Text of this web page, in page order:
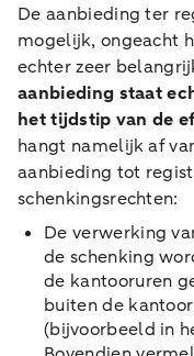
De aanbieding ter
mogelijk, ongeacht
echter zeer
aanbieding staat
het tijdstip van de
hangt namelijk af
aanbieding tot
schenkingsrechten:
De verwerking
de schenking
de kantooruren
buiten de
(bijvoorbeeld in